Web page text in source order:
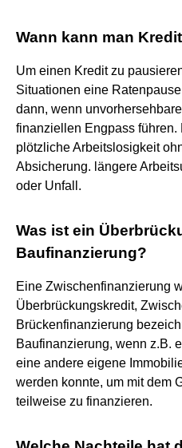
Wann kann man
Um einen Kredit zu
Situationen eine
dann, wenn
finanziellen Engpass führen.
plötzliche Arbeitslosigkeit
Absicherung. längere
oder Unfall.
Was ist ein
Baufinanzierung?
Eine Zwischenfinanzierung
Überbrückungskredit,
Brückenfinanzierung
Baufinanzierung, wenn z.B.
eine andere eigene
werden konnte, um mit dem
teilweise zu finanzieren.